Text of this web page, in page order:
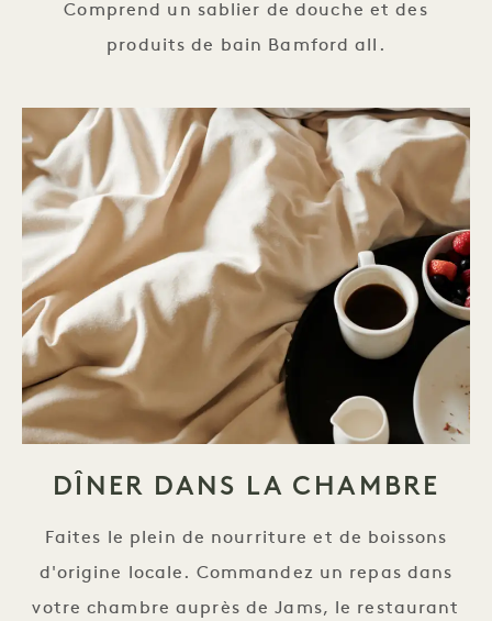
Comprend un sablier de douche et des
produits de bain Bamford all.
DÎNER DANS LA CHAMBRE
Faites le plein de nourriture et de boissons
d'origine locale. Commandez un repas dans
votre chambre auprès de Jams, le restaurant